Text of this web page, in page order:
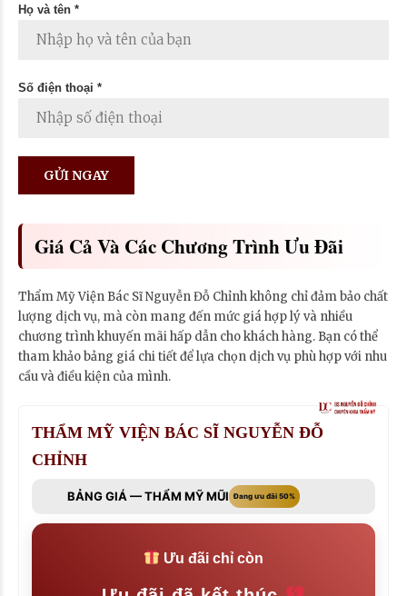
Họ và tên *
Số điện thoại *
Giá Cả Và Các Chương Trình Ưu Đãi
Thẩm Mỹ Viện Bác Sĩ Nguyễn Đỗ Chỉnh không chỉ đảm bảo chất
lượng dịch vụ, mà còn mang đến mức giá hợp lý và nhiều
chương trình khuyến mãi hấp dẫn cho khách hàng. Bạn có thể
tham khảo bảng giá chi tiết để lựa chọn dịch vụ phù hợp với nhu
cầu và điều kiện của mình.
THẨM MỸ VIỆN BÁC SĨ NGUYỄN ĐỖ
CHỈNH
BẢNG GIÁ — THẨM MỸ MŨI Đang ưu đãi 50%
Ưu đãi chỉ còn